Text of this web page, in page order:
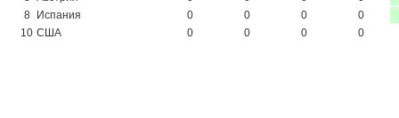
8
Испания 0 0 0
0
10 США 0 0 0 0